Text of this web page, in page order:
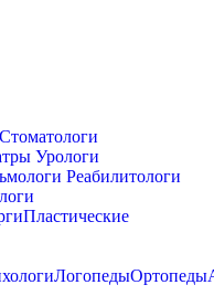
Стоматологи
Урологи
Реабилитологи
Пластические
ЛогопедыОртопеды